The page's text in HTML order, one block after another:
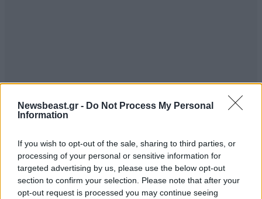
Newsbeast.gr - Do Not Process My Personal
Information
If you wish to opt-out of the sale, sharing to third parties, or
processing of your personal or sensitive information for
targeted advertising by us, please use the below opt-out
section to confirm your selection. Please note that after your
opt-out request is processed you may continue seeing